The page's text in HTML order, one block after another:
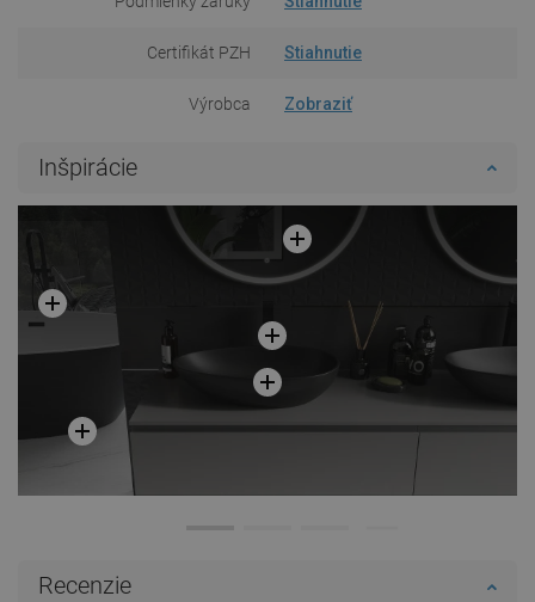
Certifikát PZH Stiahnutie
Výrobca Zobraziť
Inšpirácie
Recenzie